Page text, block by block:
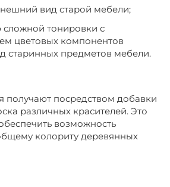
вид старой мебели;
тонировки с
цветовых компонентов
старинных предметов мебели.
получают посредством добавки
различных красителей. Это
возможность
колориту деревянных